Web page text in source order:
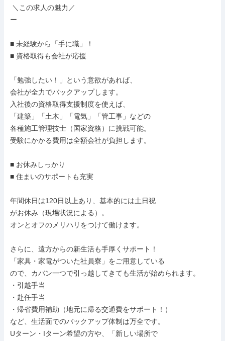
ー
■ 未経験から「手に職」！
■ 資格取得も会社が応援
「勉強したい！」という意欲があれば、
会社が全力でバックアップします。
入社後の資格取得支援制度を使えば、
「建築」「土木」「電気」「管工事」などの
各種施工管理技士（国家資格）に挑戦可能。
受験にかかる費用は全額会社が負担します。
■ お休みしっかり
■ 住まいのサポートも充実
年間休日は120日以上あり、基本的には土日祝
がお休み（現場状況による）。
オンとオフのメリハリをつけて働けます。
さらに、遠方からの新生活も手厚くサポート！
「家具・家電がついた社員寮」をご用意している
ので、カバン一つで引っ越してきても生活が始められます。
・引越手当
・赴任手当
・帰省費用補助（地元に帰る交通費をサポート！）
など、生活面でのバックアップ体制は万全です。
Uターン・Iターン希望の方や、「新しい場所で